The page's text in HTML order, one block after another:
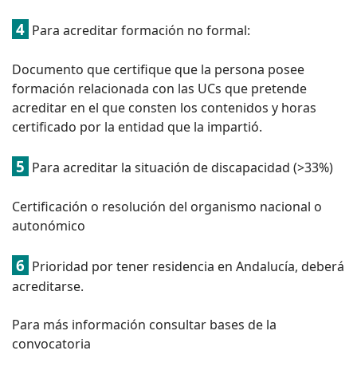
4 Para acreditar formación no formal:
Documento que certifique que la persona posee
formación relacionada con las UCs que pretende
acreditar en el que consten los contenidos y horas
certificado por la entidad que la impartió.
5 Para acreditar la situación de discapacidad (>33%)
Certificación o resolución del organismo nacional o
autonómico
6 Prioridad por tener residencia en Andalucía, deberá
acreditarse.
Para más información consultar bases de la
convocatoria